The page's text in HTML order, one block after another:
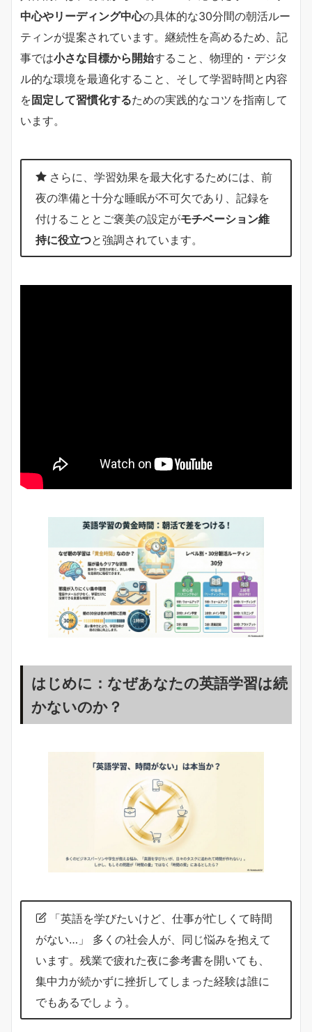
中心やリーディング中心の具体的な30分間の朝活ルー
ティンが提案されています。継続性を高めるため、記
事では小さな目標から開始すること、物理的・デジタ
ル的な環境を最適化すること、そして学習時間と内容
を 固定して習慣化するための実践的なコツを指南して
います。
さらに、学習効果を最大化するためには、前
夜の準備と十分な睡眠が不可欠であり、記録を
付けることとご褒美の設定がモチベーション維
持に役立つと強調されています。
はじめに：なぜあなたの英語学習は続
かないのか？
「英語を学びたいけど、仕事が忙しくて時間
がない…」 多くの社会人が、同じ悩みを抱えて
います。残業で疲れた夜に参考書を開いても、
集中力が続かずに挫折してしまった経験は誰に
でもあるでしょう。